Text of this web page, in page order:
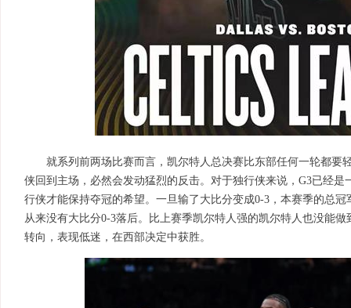
就系列前两场比赛而言，凯尔特人总决赛比东部任何一轮都要
侠回到主场，必然会发动猛烈的反击。对于独行侠来说，G3已经
行侠才能保持夺冠的希望。一旦输了大比分变成0-3，本赛季的总
从来没有大比分0-3落后。比上赛季凯尔特人强的凯尔特人也没能
转向，表现低迷，在西部决定中获胜。